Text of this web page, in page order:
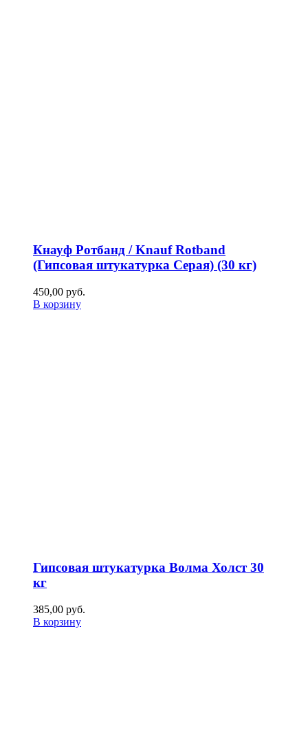
Кнауф Ротбанд / Knauf Rotband
(Гипсовая штукатурка Серая) (30 кг)
450,00 руб.
В корзину
Гипсовая штукатурка Волма Холст 30
кг
385,00 руб.
В корзину